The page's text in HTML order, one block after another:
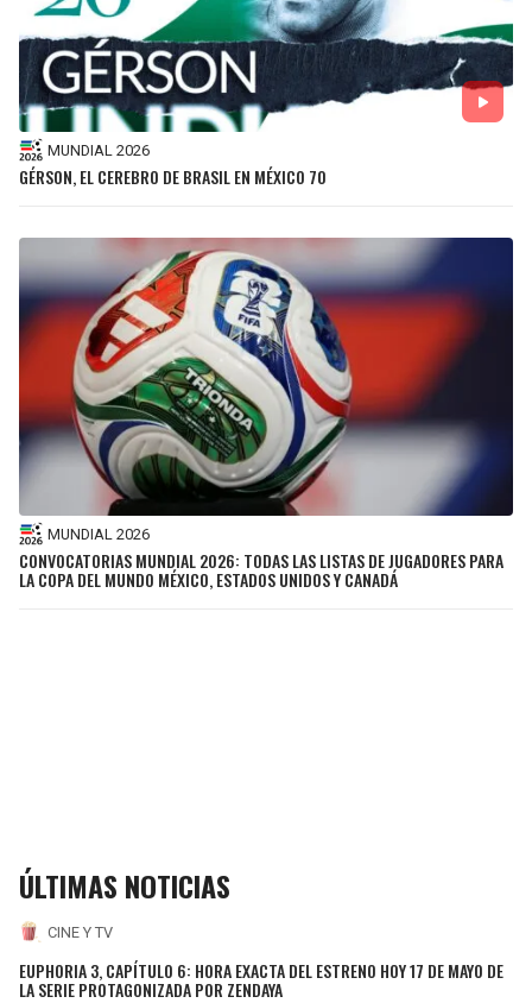
MUNDIAL 2026
GÉRSON, EL CEREBRO DE BRASIL EN MÉXICO 70
MUNDIAL 2026
CONVOCATORIAS MUNDIAL 2026: TODAS LAS LISTAS DE JUGADORES PARA
LA COPA DEL MUNDO MÉXICO, ESTADOS UNIDOS Y CANADÁ
ÚLTIMAS NOTICIAS
CINE Y TV
EUPHORIA 3, CAPÍTULO 6: HORA EXACTA DEL ESTRENO HOY 17 DE MAYO DE
LA SERIE PROTAGONIZADA POR ZENDAYA